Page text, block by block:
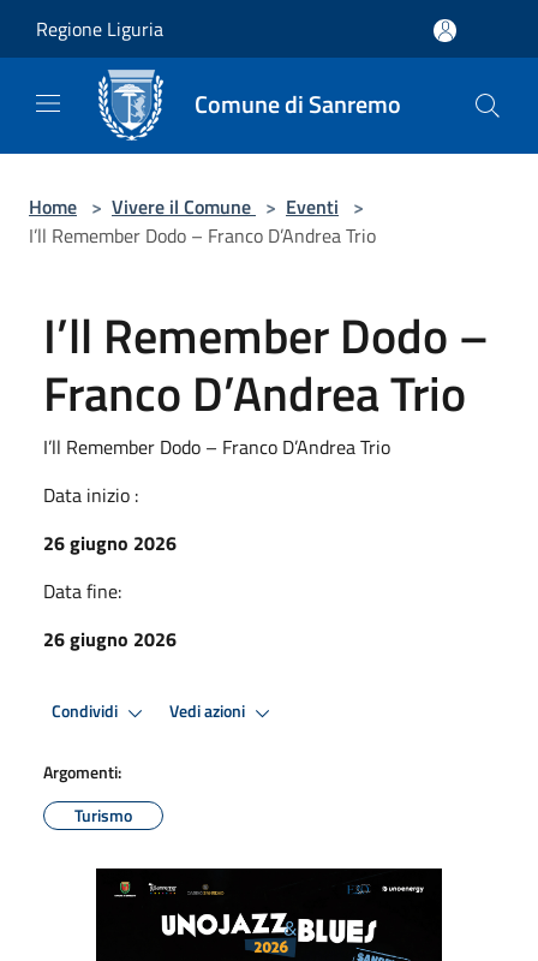
Regione Liguria
Comune di Sanremo
Home > Vivere il Comune > Eventi >
I’ll Remember Dodo – Franco D’Andrea Trio
I’ll Remember Dodo –
Franco D’Andrea Trio
I’ll Remember Dodo – Franco D’Andrea Trio
Data inizio :
26 giugno 2026
Data fine:
26 giugno 2026
Condividi Vedi azioni
Argomenti:
Turismo